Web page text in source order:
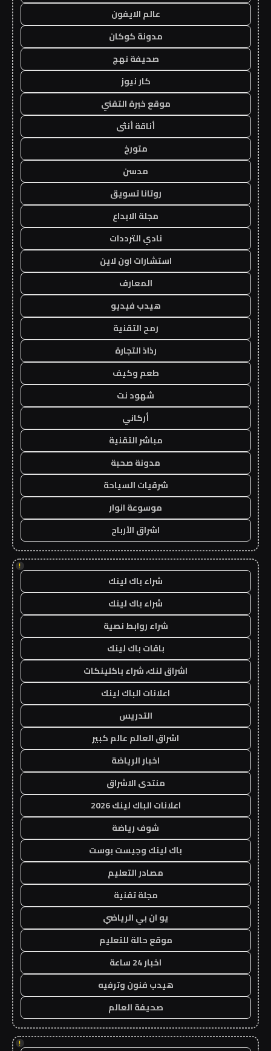
عالم الايفون
مدونة كوكان
صحيفة نهج
كار نيوز
موقع خبرة التقني
أناقة أنثى
متورخ
مدسن
روتانا تسويق
مجلة الابداع
نادي الترددات
استشارات اون لاين
المعارف
هيدب فيديو
رمح التقنية
رذاذ التجارة
طعم وكيف
شهود نت
أركاني
مباشر التقنية
مدونة صحبة
شرقيات السياحة
موسوعة انوار
اشراق الأرباح
!
شراء باك لينك
شراء باك لينك
شراء روابط نصية
باقات باك لينك
اشراق لنك، شراء باكلينكات
اعلانات الباك لينك
التدريس
اشراق العالم عالم كبير
اخبار الرياضة
منتدى الاشراق
اعلانات الباك لينك 2026
شوف رياضة
باك لينك وجيست بوست
مصادر التعليم
مجلة تقنية
يو ان بي الرياضي
موقع حالة للتعليم
اخبار 24 ساعة
هيدب فنون وترفيه
صحيفة العالم
!